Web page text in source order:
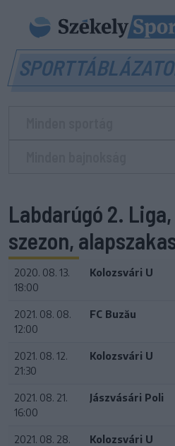
Labdarúgó 2.
szezon,
2020. 08. 13.
18:00
Kolozsvári U
2021. 08. 08.
12:00
FC Buzău
2021. 08. 12.
21:30
Kolozsvári U
2021. 08. 21.
16:00
Jászvásári Poli
2021. 08. 28.
Kolozsvári U